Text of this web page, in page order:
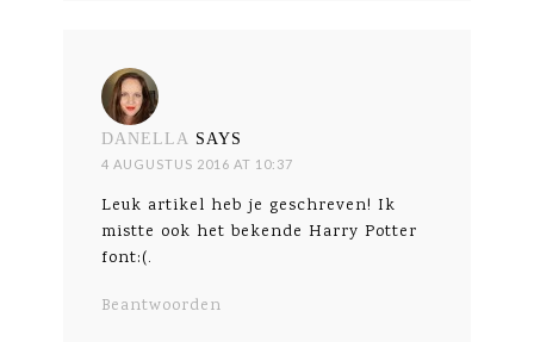
DANELLA SAYS
4 AUGUSTUS 2016 AT 10:37
Leuk artikel heb je geschreven! Ik
mistte ook het bekende Harry Potter
font:(.
Beantwoorden